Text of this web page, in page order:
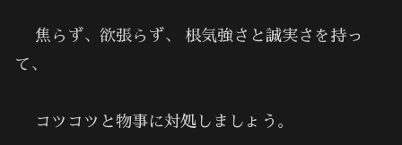
焦らず、欲張らず、 根気強さと誠実さを持っ
て、
コツコツと物事に対処しましょう。